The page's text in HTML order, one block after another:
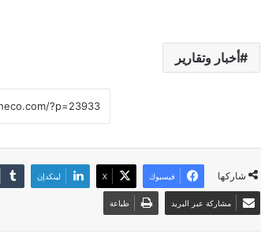
أخبار وتقارير
شاركها فيسبوك X لينكدإن
مشاركة عبر البريد طباعة